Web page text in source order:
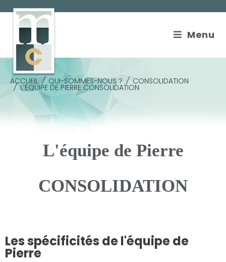
Menu
ACCUEIL / QUI-SOMMES-NOUS ? / CONSOLIDATION
/ L’ÉQUIPE DE PIERRE CONSOLIDATION
L'équipe de Pierre
CONSOLIDATION
Les spécificités de l'équipe de
Pierre
Cookies management panel